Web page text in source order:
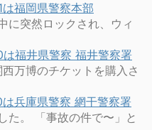
福岡県警察本部
に突然ロックされ、ウィ
福井県警察 福井警察署
西万博のチケットを購入さ
兵庫県警察 網干警察署
た。 「事故の件で〜」と